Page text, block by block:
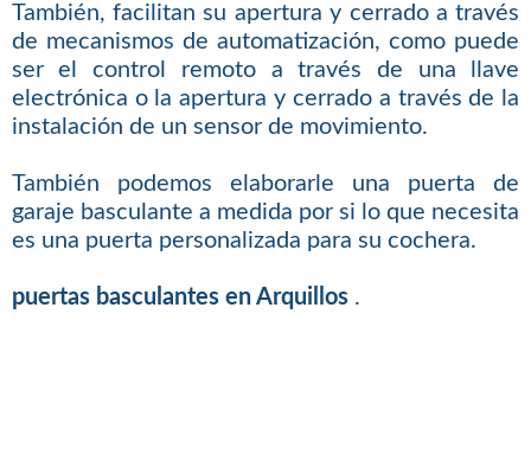
También, facilitan su apertura y cerrado a través
de mecanismos de automatización, como puede
ser el control remoto a través de una llave
electrónica o la apertura y cerrado a través de la
instalación de un sensor de movimiento.
También podemos elaborarle una puerta de
garaje basculante a medida por si lo que necesita
es una puerta personalizada para su cochera.
puertas basculantes en Arquillos .